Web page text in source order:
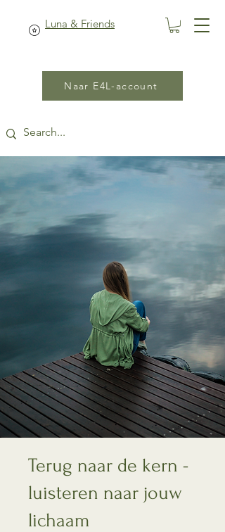
Luna & Friends
Naar E4L-account
Terug naar de kern -
luisteren naar jouw
lichaam